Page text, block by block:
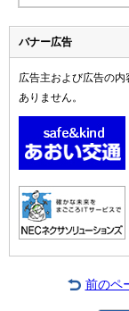
バナー広告
広告主および広告の
ありません。
前のペ